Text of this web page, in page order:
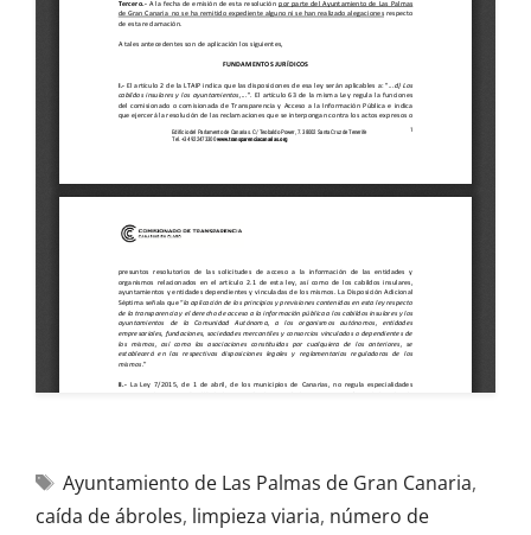
Ayuntamiento de Las Palmas de Gran Canaria,
caída de ábroles, limpieza viaria, número de